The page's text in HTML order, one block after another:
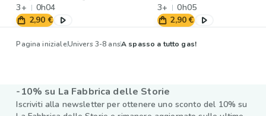
3+
0h04
2,90 €
3+
0h05
2,90 €
Pagina inizialeUnivers 3-8 ansA spasso a tutto gas!
-10% su La Fabbrica delle Storie
Iscriviti alla newsletter per ottenere uno sconto del 10% su